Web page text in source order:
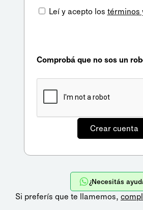
Leí y acepto los términos
Comprobá que no sos un
¿Necesitás
Si preferís que te llamemos,